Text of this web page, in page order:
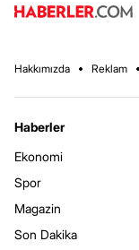
Hakkımızda Reklam
Haberler
Ekonomi
Spor
Magazin
Son Dakika